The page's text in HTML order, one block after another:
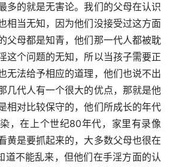
多的就是无害论。我们的父母在认识
相当无知，因为他们没接受过这方面
父母都是知青，他们那一代人都被耽
这个问题的无知，所以当孩子需要正
无法给予相应的道理，他们也说不出
几代人有一个很大的优点，那就是他
相对比较保守的，他们所成长的年代
，在上个世纪80年代，家里有录像
黄是要抓起来的，大多数父母也很在
道不能乱来，但他们在手淫方面的认